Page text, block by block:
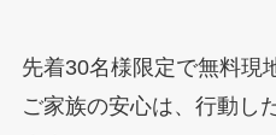
先着30名様限定で無料現
ご家族の安心は、行動し